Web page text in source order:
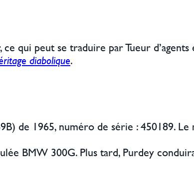
qui peut se traduire par Tueur d’agents
diabolique.
de 1965, numéro de série : 450189.
BMW 300G. Plus tard, Purdey